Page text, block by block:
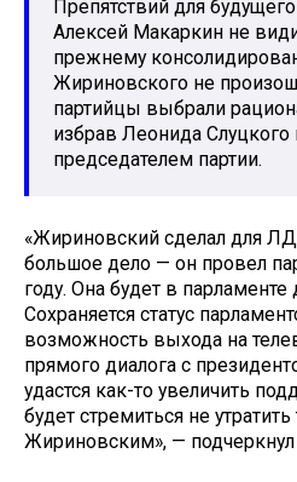
Препятствий для
Алексей Макаркин не
прежнему
Жириновского не
партийцы выбрали
избрав Леонида
председателем партии.
«Жириновский сделал для
большое дело — он провел
году. Она будет в парламенте
Сохраняется статус
возможность выхода на
прямого диалога с
удастся как-то увеличить
будет стремиться не
Жириновским», —